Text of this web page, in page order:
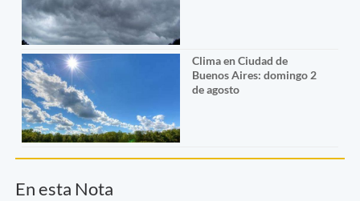
Clima en Ciudad de
Buenos Aires: domingo 2
de agosto
En esta Nota